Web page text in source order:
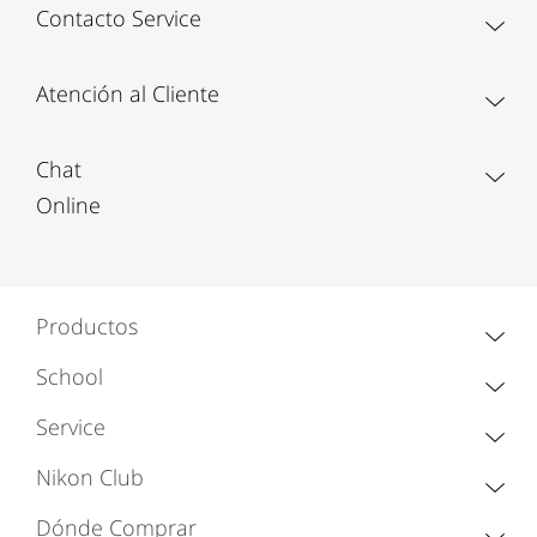
Contacto Service
Atención al Cliente
Chat
Online
Productos
School
Service
Nikon Club
Dónde Comprar